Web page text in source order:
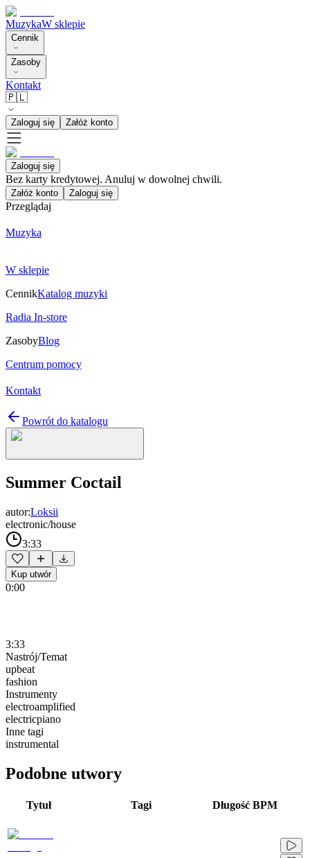
MuzykaW sklepie
Cennik
Zasoby
Kontakt
🇵🇱
Zaloguj się Załóż konto
Zaloguj się
Bez karty kredytowej. Anuluj w dowolnej chwili.
Załóż konto Zaloguj się
Przeglądaj
Muzyka
W sklepie
CennikKatalog muzyki
Radia In-store
ZasobyBlog
Centrum pomocy
Kontakt
Powrót do katalogu
Summer Coctail
autor:Loksii
electronic/house
3:33
Kup utwór
0:00
3:33
Nastrój/Temat
upbeat
fashion
Instrumenty
electroamplified
electricpiano
Inne tagi
instrumental
Podobne utwory
Tytuł Tagi Długość BPM